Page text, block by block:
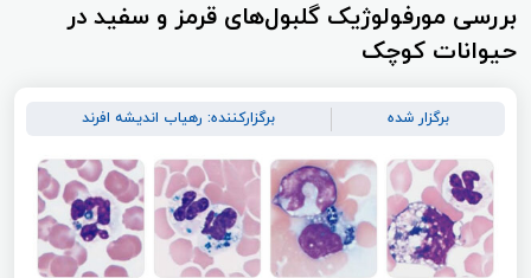
بررسی مورفولوژیک گلبول‌های قرمز و سفید در
حیوانات کوچک
برگزار شده برگزارکننده: رهیاب اندیشه افرند